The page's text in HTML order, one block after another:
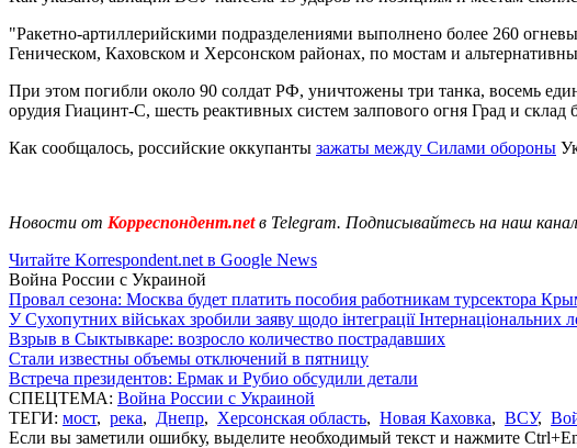
"Ракетно-артиллерийскими подразделениями выполнено более 260
Геническом, Каховском и Херсонском районах, по мостам и
При этом погибли около 90 солдат РФ, уничтожены три танка, восемь
орудия Гиацинт-С, шесть реактивных систем залпового огня Град и склад
Как сообщалось, российские оккупанты зажаты между Силами обороны
Новости от Корреспондент.netв Telegram. Подписывайтесь на наш канал
Читайте Korrespondent.net в Google News
Война России с Украиной
Провал сезона: Москва будет платить пособия работникам турсектора
У Сухопутних військах зробили заяву щодо інтеграції Інтернаціональних
Взрыв в Сыктывкаре: возросло количество пострадавших
Стали известны объемы отключений в пятницу
Встреча президентов: Ермак и Рубио обсудили детали
СПЕЦТЕМА: Война России с Украиной
ТЕГИ: мост, река, Днепр, Херсонская область, Новая Каховка, ВСУ,
Если вы заметили ошибку, выделите необходимый текст и нажмите